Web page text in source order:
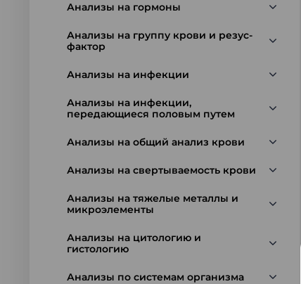
Анализы на гормоны
Анализы на группу крови и резус-
фактор
Анализы на инфекции
Анализы на инфекции,
передающиеся половым путем
Анализы на общий анализ крови
Анализы на свертываемость крови
Анализы на тяжелые металлы и
микроэлементы
Анализы на цитологию и
гистологию
Анализы по системам организма